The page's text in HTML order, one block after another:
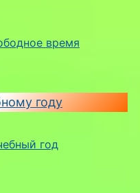
время
году
год